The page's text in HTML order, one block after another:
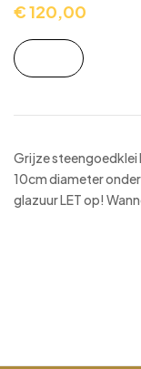
€120,00
Grijze steengoedklei
10cm diameter
glazuur LET op!